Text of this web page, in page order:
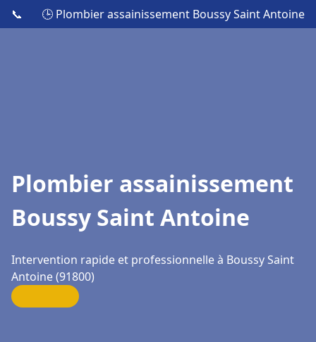
📞 🕒 Plombier assainissement Boussy Saint Antoine
Plombier assainissement
Boussy Saint Antoine
Intervention rapide et professionnelle à Boussy Saint
Antoine (91800)